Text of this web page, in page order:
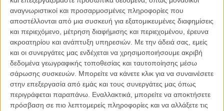
αναγνωριστικοί και προσαρμοσμένες πληροφορίες που
αποστέλλονται από μια συσκευή για εξατομικευμένες διαφημίσεις
και περιεχόμενο, μέτρηση διαφήμισης και περιεχομένου, έρευνα
ακροατηρίου και ανάπτυξη υπηρεσιών. Με την άδειά σας, εμείς
και οι συνεργάτες μας ενδέχεται να χρησιμοποιήσουμε ακριβή
δεδομένα γεωγραφικής τοποθεσίας και ταυτοποίησης μέσω
σάρωσης συσκευών. Μπορείτε να κάνετε κλικ για να συναινέσετε
στην επεξεργασία από εμάς και τους συνεργάτες μας όπως
περιγράφεται παραπάνω. Εναλλακτικά, μπορείτε να αποκτήσετε
πρόσβαση σε πιο λεπτομερείς πληροφορίες και να αλλάξετε τις
Παράλληλες Μητέρες (Madres Paralelas) του Πέδρο
Αλμοδόβαρ